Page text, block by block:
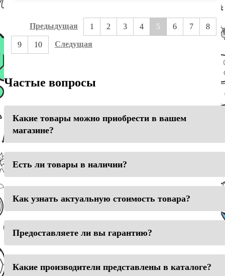
Предыдущая 1 2 3 4 5 6 7 8
9 10 Следущая
Частые вопросы
Какие товары можно приобрести в вашем
магазине?
Есть ли товары в наличии?
Как узнать актуальную стоимость товара?
Предоставляете ли вы гарантию?
Какие производители представлены в каталоге?